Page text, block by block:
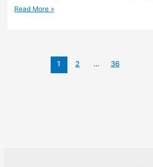
Read More »
1 2 … 36